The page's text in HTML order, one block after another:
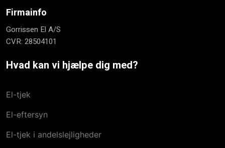
Firmainfo
Gorrissen El A/S
CVR: 28504101
Hvad kan vi hjælpe dig med?
El-tjek
El-eftersyn
El-tjek i andelslejligheder